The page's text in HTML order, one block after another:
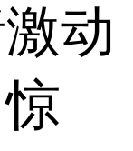
动